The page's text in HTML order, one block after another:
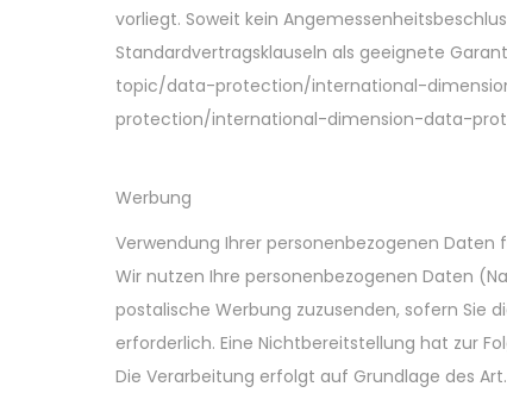
vorliegt. Soweit kein
Standardvertragsklauseln als geeignete
topic/data-protection/international-
protection/international-dimension-data-
Werbung
Verwendung Ihrer personenbezogenen Daten
Wir nutzen Ihre personenbezogenen Daten
postalische Werbung zuzusenden, sofern Sie
erforderlich. Eine Nichtbereitstellung hat zur
Die Verarbeitung erfolgt auf Grundlage des